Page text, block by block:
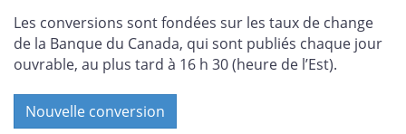
Les conversions sont fondées sur les taux de change
de la Banque du Canada, qui sont publiés chaque jour
ouvrable, au plus tard à 16 h 30 (heure de l’Est).
Nouvelle conversion